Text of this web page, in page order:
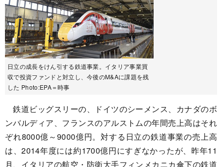
日立の成長をけん引する鉄道事業。イタリア事業買
収で投資ファンドと対立し、今後のM&Aに課題を残
した Photo:EPA＝時事
鉄道ビッグスリーの、ドイツのシーメンス、カナダのボ
ンバルディア、フランスのアルストムの年間売上高はそれ
ぞれ8000億～9000億円。対する日立の鉄道事業の売上高
は、2014年度には約1700億円にすぎなかったが、昨年11
月、イタリアの航空・防衛大手フィンメカニカ傘下の鉄道